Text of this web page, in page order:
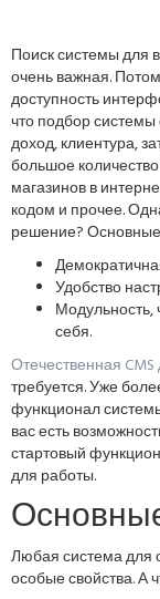
Поиск системы для
очень важная.
доступность
что подбор
доход, клиентура,
большое
магазинов в
кодом и прочее.
решение?
Удобство
Модульность,
себя.
Отечественная
требуется. Уже
функционал
вас есть
стартовый
для работы.
Любая система для
особые свойства. А